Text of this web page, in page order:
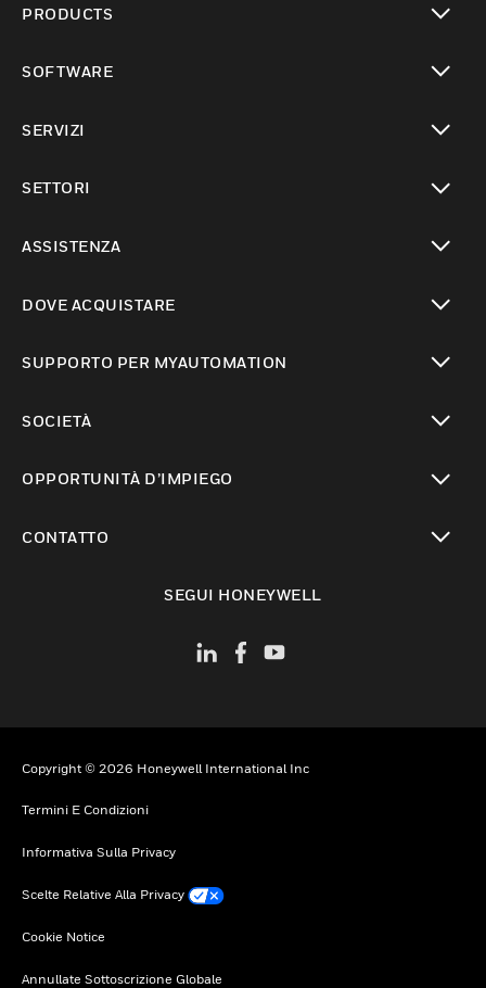
PRODUCTS
SOFTWARE
SERVIZI
SETTORI
ASSISTENZA
DOVE ACQUISTARE
SUPPORTO PER MYAUTOMATION
SOCIETÀ
OPPORTUNITÀ D’IMPIEGO
CONTATTO
SEGUI HONEYWELL
Copyright © 2026 Honeywell International Inc
Termini E Condizioni
Informativa Sulla Privacy
Scelte Relative Alla Privacy
Cookie Notice
Annullate Sottoscrizione Globale